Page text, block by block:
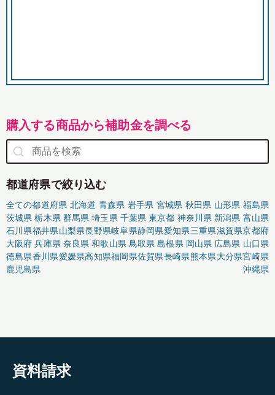
購入する商品から補助金を調べる
都道府県で絞り込む
全ての都道府県 北海道 青森県 岩手県 宮城県 秋田県 山形県 福島県
茨城県 栃木県 群馬県 埼玉県 千葉県 東京都 神奈川県 新潟県 富山県
石川県福井県山梨県長野県岐阜県静岡県愛知県三重県滋賀県京都府
大阪府 兵庫県 奈良県 和歌山県 鳥取県 島根県 岡山県 広島県 山口県
徳島県香川県愛媛県高知県福岡県佐賀県長崎県熊本県大分県宮崎県
鹿児島県
沖縄県
資料請求